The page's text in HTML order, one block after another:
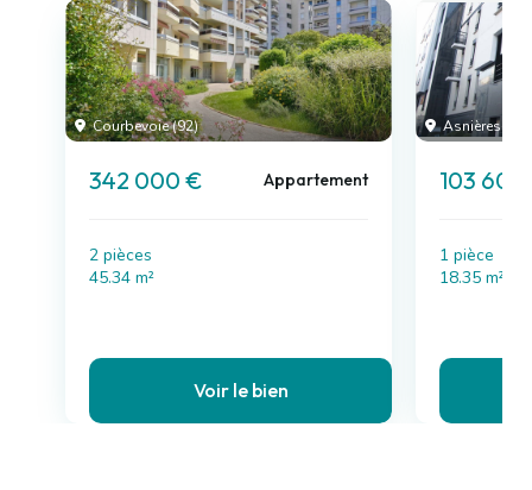
Courbevoie (92)
342 000 € Appartement
2 pièces
45.34 m²
Voir le bien
Asnières-
103
1 pièce
18.35 m²